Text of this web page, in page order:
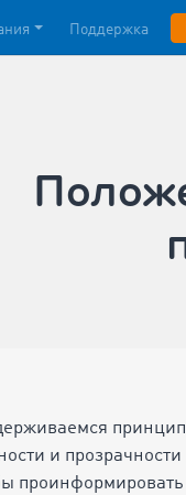
Поддержка
и